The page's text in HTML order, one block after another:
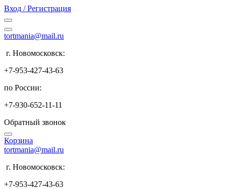
Вход / Регистрация
tortmania@mail.ru
г. Новомосковск:
+7-953-427-43-63
по России:
+7-930-652-11-11
Обратный звонок
Корзина
tortmania@mail.ru
г. Новомосковск:
+7-953-427-43-63